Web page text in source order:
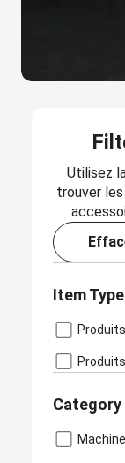
Utilisez
trouver
Item Type
Category